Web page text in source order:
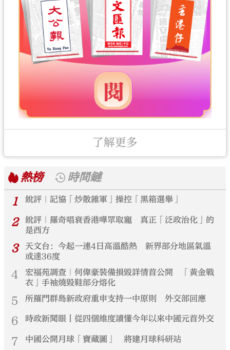
了解更多
熱榜
時間鏈
1
銳評｜記協「炒散雜軍」操控「黑箱選舉」
2
銳評｜羅奇唱衰香港嘩眾取寵 真正「泛政治化」的
是西方
3
天文台：今起一連4日高溫酷熱 新界部分地區氣溫
或達36度
4
宏福苑調查｜何偉豪裝備損毀詳情首公開 「黃金戰
衣」手袖燒毀鞋部分熔化
5 所羅門群島新政府重申支持一中原則 外交部回應
6 時政新聞眼丨從四個維度讀懂今年以來中國元首外交
7 中國公開月球「寶藏圖」 將建月球科研站